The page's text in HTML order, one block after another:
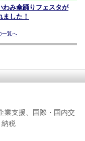
わみ傘踊りフェスタが
ました！
一覧へ
業支援、国際・国内交
納税